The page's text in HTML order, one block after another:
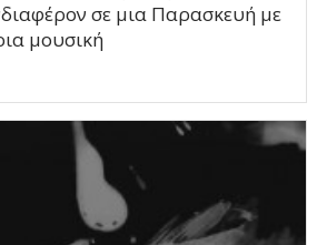
σε μια Παρασκευή με
μουσική